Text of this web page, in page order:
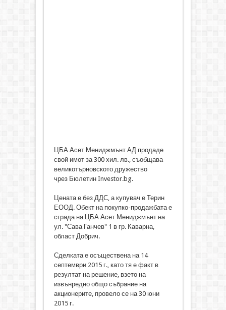
ЦБА Асет Мениджмънт АД продаде
свой имот за 300 хил. лв., съобщава
великотърновското дружество
чрез Бюлетин Investor.bg.
Цената е без ДДС, а купувач е Терин
ЕООД. Обект на покупко-продажбата е
сграда на ЦБА Асет Мениджмънт на
ул. "Сава Ганчев" 1 в гр. Каварна,
област Добрич.
Сделката е осъществена на 14
септември 2015 г., като тя е факт в
резултат на решение, взето на
извънредно общо събрание на
акционерите, провело се на 30 юни
2015 г.